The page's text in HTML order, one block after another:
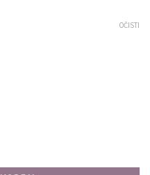
OČISTI
Satenskom Sjaju količina